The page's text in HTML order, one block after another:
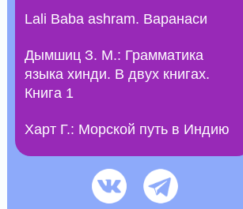
Lali Baba ashram. Варанаси
Дымшиц З. М.: Грамматика
языка хинди. В двух книгах.
Книга 1
Харт Г.: Морской путь в Индию